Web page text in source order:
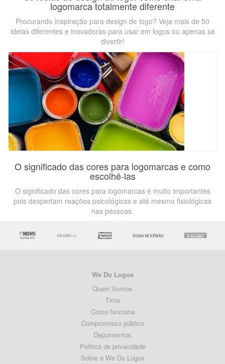
logomarca totalmente diferente
Procurando inspiração para design de logo? Veja mais de 50
ideias diferentes e inovadoras para usar em logos ou apenas se
divertir!
O significado das cores para logomarcas e como
escolhê-las
O significado das cores para logomarcas é muito importantes
pois despertam reações psicológicas e até mesmo fisiológicas
nas pessoas.
We Do Logos
Quem Somos
Time
Como funciona
Compromisso público
Depoimentos
Politica de privacidade
Sobre a We Do Logos